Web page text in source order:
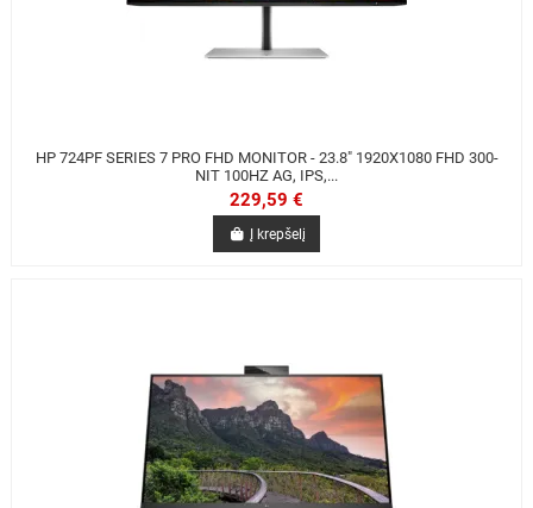
HP 724PF SERIES 7 PRO FHD MONITOR - 23.8" 1920X1080 FHD 300-
NIT 100HZ AG, IPS,...
229,59 €
Į krepšelį